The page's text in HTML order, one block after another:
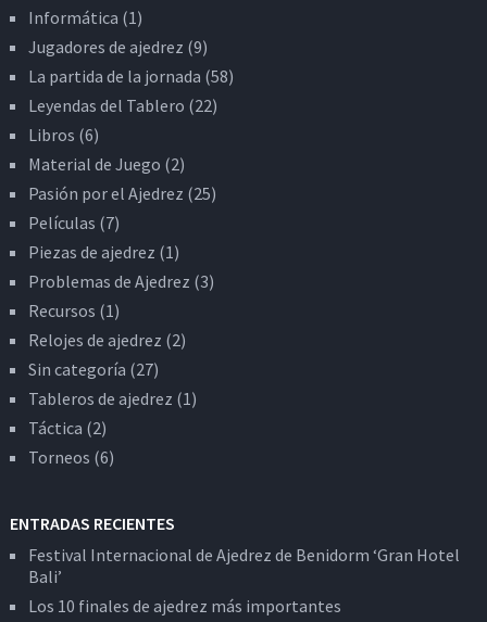
Informática (1)
Jugadores de ajedrez (9)
La partida de la jornada (58)
Leyendas del Tablero (22)
Libros (6)
Material de Juego (2)
Pasión por el Ajedrez (25)
Películas (7)
Piezas de ajedrez (1)
Problemas de Ajedrez (3)
Recursos (1)
Relojes de ajedrez (2)
Sin categoría (27)
Tableros de ajedrez (1)
Táctica (2)
Torneos (6)
ENTRADAS RECIENTES
Festival Internacional de Ajedrez de Benidorm ‘Gran Hotel
Bali’
Los 10 finales de ajedrez más importantes